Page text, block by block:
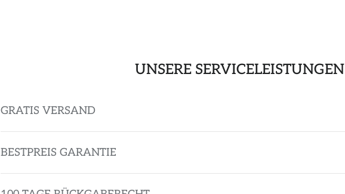
UNSERE SERVICELEISTUNGEN
GRATIS VERSAND
BESTPREIS GARANTIE